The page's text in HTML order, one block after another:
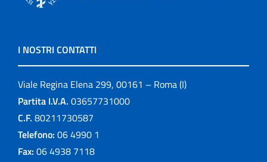
I NOSTRI CONTATTI
Viale Regina Elena 299, 00161 – Roma (I)
Partita I.V.A. 03657731000
C.F. 80211730587
Telefono: 06 4990 1
Fax: 06 4938 7118